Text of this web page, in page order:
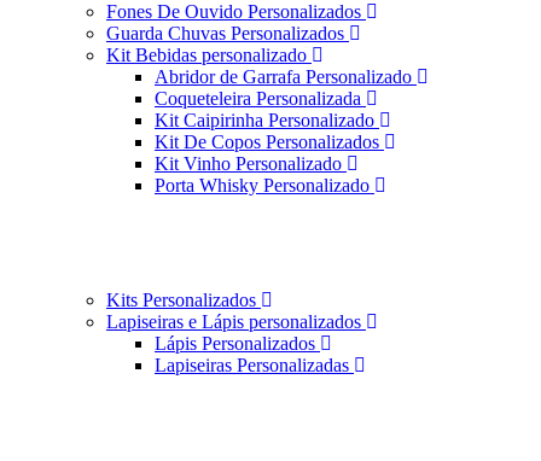
Fones De Ouvido Personalizados
Guarda Chuvas Personalizados
Kit Bebidas personalizado
Abridor de Garrafa Personalizado
Coqueteleira Personalizada
Kit Caipirinha Personalizado
Kit De Copos Personalizados
Kit Vinho Personalizado
Porta Whisky Personalizado
Kits Personalizados
Lapiseiras e Lápis personalizados
Lápis Personalizados
Lapiseiras Personalizadas